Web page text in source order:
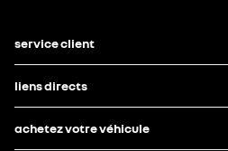
service client
liens directs
achetez votre véhicule